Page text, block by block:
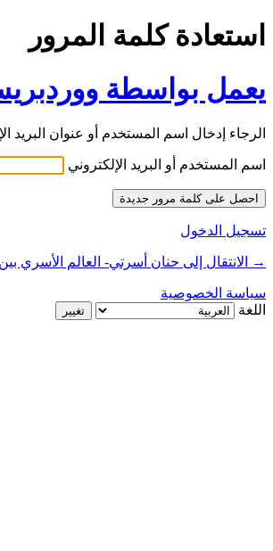
استعادة كلمة المرور
يعمل بواسطة
الرجاء إدخال اسم المستخدم أو عنوان
اسم المستخدم أو البريد الإلكتروني
تسجيل الدخول
→ الانتقال إلى حنان أسرتي- العالم الأسري
سياسة الخصوصية
اللغة